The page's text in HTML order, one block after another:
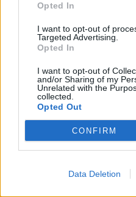
Opted In
I want to opt-out of
Targeted Advertising.
Opted In
I want to opt-out of
and/or Sharing of my
Unrelated with the
collected.
Opted Out
CONFIRM
Data Deletion
wyrzucili. Karski:
października powoła nową
członkiem Prawa i
kilkudziesięciu stronników
wielu z nas ważne jest, żeby
Zero.pl prof. Karol Karski,